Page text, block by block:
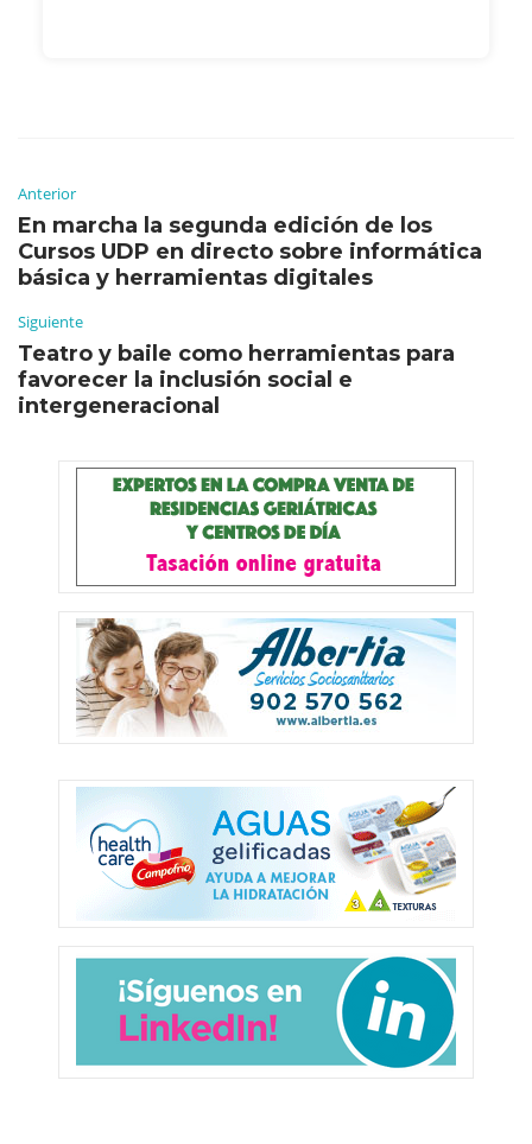
Anterior
En marcha la segunda edición de los
Cursos UDP en directo sobre informática
básica y herramientas digitales
Siguiente
Teatro y baile como herramientas para
favorecer la inclusión social e
intergeneracional